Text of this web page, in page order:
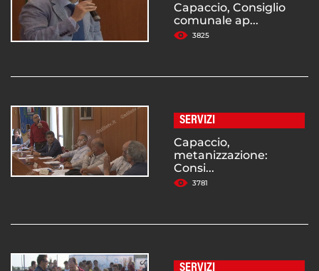
Capaccio, Consiglio
comunale ap...
3825
SERVIZI
Capaccio,
metanizzazione:
Consi...
3781
SERVIZI